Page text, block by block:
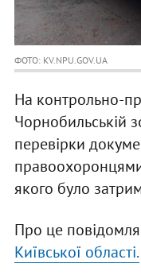
ФОТО: KV.NPU.GOV.UA
На контрольно-
Чорнобильській
перевірки
правоохоронцями
якого було
Про це
Київської області.